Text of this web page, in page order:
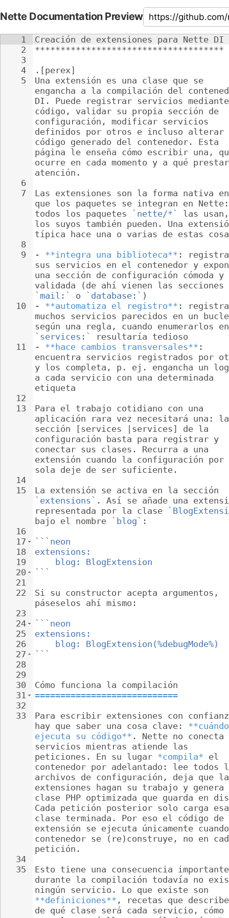
Nette Documentation Preview
1
2
3
4
5
6
7
8
9
10
11
12
13
14
15
16
17
18
19
20
21
22
23
24
25
26
27
28
29
30
31
32
33
34
35
Creación de extensiones para Nette DI
*************************************
.[perex]
Una extensión es una clase que se
engancha a la compilación del
DI. Puede registrar servicios
código, validar su propia sección de
configuración, modificar servicios
definidos por otros e incluso
código generado del contenedor. Esta
página le enseña cómo escribir una,
ocurre en cada momento y a qué
atención.
Las extensiones son la forma nativa
que los paquetes se integran en
todos los paquetes
`nette/*`
las
los suyos también pueden. Una
típica hace una o varias de estas
- **integra una biblioteca** :
sus servicios en el contenedor y
una sección de configuración cómoda y
validada (de ahí vienen las secciones
`mail:`
o `database:` )
- **automatiza el registro** :
muchos servicios parecidos en un
según una regla, cuando enumerarlos
`services:`
resultaría tedioso
- **hace cambios transversales** :
encuentra servicios registrados por
y los completa, p. ej. engancha un
a cada servicio con una determinada
etiqueta
Para el trabajo cotidiano con una
aplicación rara vez necesitará una:
sección [services |services] de la
configuración basta para registrar y
conectar sus clases. Recurra a una
extensión cuando la configuración
sola deje de ser suficiente.
La extensión se activa en la sección
`extensions` . Así se añade una
representada por la clase
bajo el nombre
`blog` :
```neon
extensions:
blog: BlogExtension
```
Si su constructor acepta argumentos,
páseselos ahí mismo:
```neon
extensions:
blog: BlogExtension(%debugMode%)
```
Cómo funciona la compilación
============================
Para escribir extensiones con
hay que saber una cosa clave:
ejecuta su código** . Nette no
servicios mientras atiende las
peticiones. En su lugar *compila* el
contenedor por adelantado: lee todos
archivos de configuración, deja que
extensiones hagan su trabajo y
clase PHP optimizada que guarda en
Cada petición posterior solo carga
clase terminada. Por eso el código
extensión se ejecuta únicamente
contenedor se (re)construye, no en
petición.
Esto tiene una consecuencia
durante la compilación todavía no
ningún servicio. Lo que existe son
**definiciones** , recetas que
de qué clase será cada servicio, cómo